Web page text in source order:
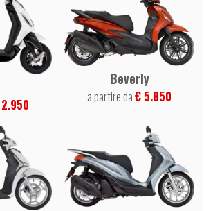
Beverly
a partire da€ 5.850